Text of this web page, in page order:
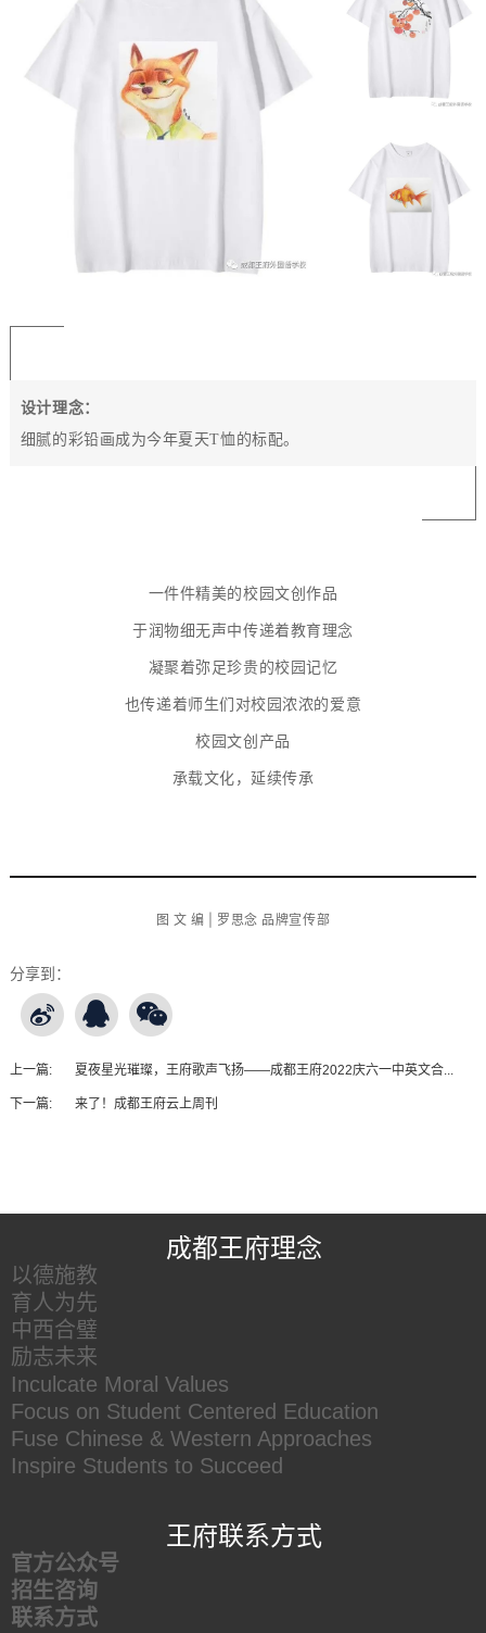
设计理念：
细腻的彩铅画成为今年夏天T恤的标配。
一件件精美的校园文创作品
于润物细无声中传递着教育理念
凝聚着弥足珍贵的校园记忆
也传递着师生们对校园浓浓的爱意
校园文创产品
承载文化，延续传承
图 文编 | 罗思念 品牌宣传部
分享到：
上一篇: 夏夜星光璀璨，王府歌声飞扬——成都王府2022庆六一中英文合...
下一篇: 来了！成都王府云上周刊
成都王府理念
以德施教
育人为先
中西合璧
励志未来
Inculcate Moral Values
Focus on Student Centered Education
Fuse Chinese & Western Approaches
Inspire Students to Succeed
王府联系方式
官方公众号
招生咨询
联系方式